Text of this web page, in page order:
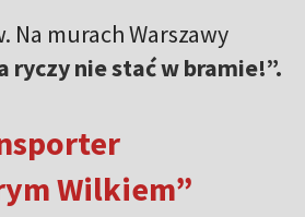
Na murach Warszawy
nie stać w bramie!”.
Wilkiem”